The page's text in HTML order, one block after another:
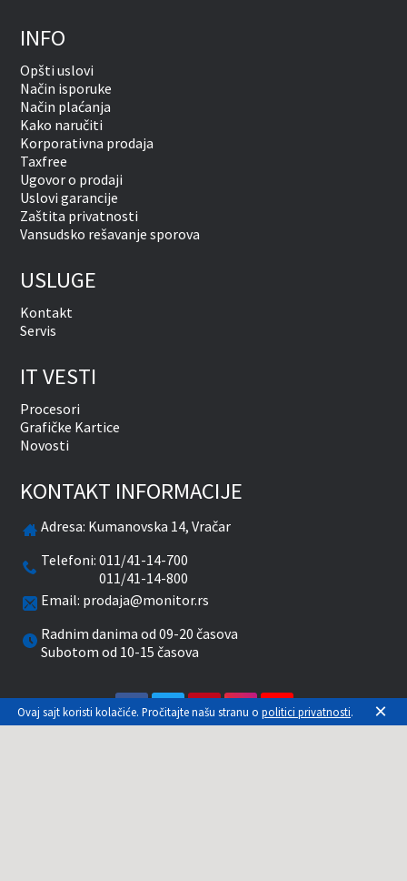
INFO
Opšti uslovi
Način isporuke
Način plaćanja
Kako naručiti
Korporativna prodaja
Taxfree
Ugovor o prodaji
Uslovi garancije
Zaštita privatnosti
Vansudsko rešavanje sporova
USLUGE
Kontakt
Servis
IT VESTI
Procesori
Grafičke Kartice
Novosti
KONTAKT INFORMACIJE
Adresa: Kumanovska 14, Vračar
Telefoni:011/41-14-700
011/41-14-800
Email: prodaja@monitor.rs
Radnim danima od 09-20 časova
Subotom od 10-15 časova
facebooktwitterpinterestinstagram
youtube
Ovaj sajt koristi kolačiće. Pročitajte našu stranu o politici privatnosti. ×